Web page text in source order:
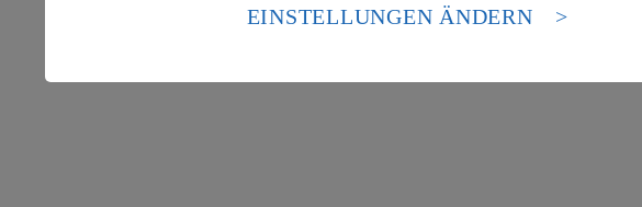
Risiko eines Zugriffs durch US-amerikanische Behörden.
EINSTELLUNGEN ÄNDERN